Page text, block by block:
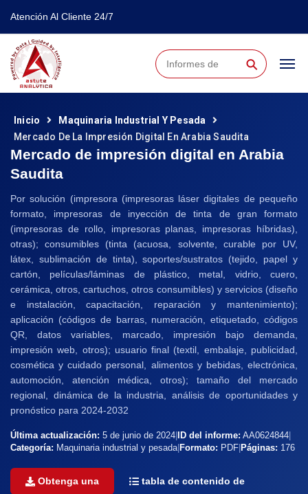
Atención Al Cliente 24/7
⚲
Inicio
Maquinaria Industrial Y Pesada
Mercado De La Impresión Digital En Arabia Saudita
Mercado de impresión digital en Arabia
Saudita
Por solución (impresora (impresoras láser digitales de pequeño
formato, impresoras de inyección de tinta de gran formato
(impresoras de rollo, impresoras planas, impresoras híbridas),
otras); consumibles (tinta (acuosa, solvente, curable por UV,
látex, sublimación de tinta), soportes/sustratos (tejido, papel y
cartón, películas/láminas de plástico, metal, vidrio, cuero,
cerámica, otros, cartuchos, otros consumibles) y servicios (diseño
e instalación, capacitación, reparación y mantenimiento);
aplicación (códigos de barras, numeración, etiquetado, códigos
QR, datos variables, marcado, impresión bajo demanda,
impresión web, otros); usuario final (textil, embalaje, publicidad,
cosmética y cuidado personal, alimentos y bebidas, electrónica,
automoción, atención médica, otros); tamaño del mercado
regional, dinámica de la industria, análisis de oportunidades y
pronóstico para 2024-2032
Última actualización: 5 de junio de 2024 ID del informe: AA0624844
Categoría: Maquinaria industrial y pesada| Formato: PDF Páginas: 176
Obtenga una tabla de contenido de